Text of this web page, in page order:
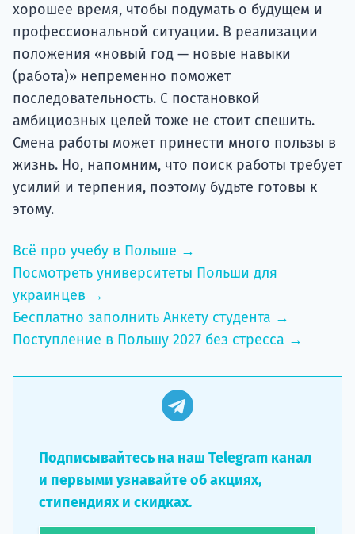
хорошее время, чтобы подумать о будущем и
профессиональной ситуации. В реализации
положения «новый год — новые навыки
(работа)» непременно поможет
последовательность. С постановкой
амбициозных целей тоже не стоит спешить.
Смена работы может принести много пользы в
жизнь. Но, напомним, что поиск работы требует
усилий и терпения, поэтому будьте готовы к
этому.
Всё про учебу в Польше →
Посмотреть университеты Польши для
украинцев →
Бесплатно заполнить Анкету студента →
Поступление в Польшу 2027 без стресса →
Подписывайтесь на наш Telegram канал
и первыми узнавайте об акциях,
стипендиях и скидках.